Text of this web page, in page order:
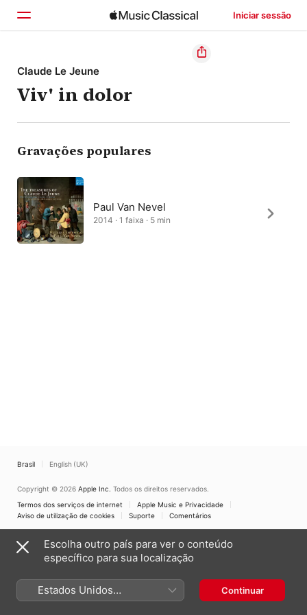
Iniciar sessão
Início
Explorar
Buscar
Claude Le Jeune
Viv' in dolor
Gravações populares
Paul Van Nevel
2014 · 1 faixa · 5 min
Brasil English (UK)
Copyright © 2026 Apple Inc. Todos os direitos reservados.
Termos dos serviços de internet
Apple Music e Privacidade
Aviso de utilização de cookies
Suporte Comentários
Escolha outro país para ver o conteúdo
específico para sua localização
Estados Unidos
(Português Brasil)
Continuar